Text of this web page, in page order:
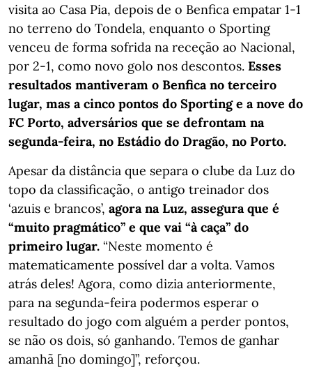
visita ao Casa Pia, depois de o Benfica empatar 1-1
no terreno do Tondela, enquanto o Sporting
venceu de forma sofrida na receção ao Nacional,
por 2-1, como novo golo nos descontos. Esses
resultados mantiveram o Benfica no terceiro
lugar, mas a cinco pontos do Sporting e a nove do
FC Porto, adversários que se defrontam na
segunda-feira, no Estádio do Dragão, no Porto.
Apesar da distância que separa o clube da Luz do
topo da classificação, o antigo treinador dos
‘azuis e brancos’, agora na Luz, assegura que é
“muito pragmático” e que vai “à caça” do
primeiro lugar. “Neste momento é
matematicamente possível dar a volta. Vamos
atrás deles! Agora, como dizia anteriormente,
para na segunda-feira podermos esperar o
resultado do jogo com alguém a perder pontos,
se não os dois, só ganhando. Temos de ganhar
amanhã [no domingo]”, reforçou.